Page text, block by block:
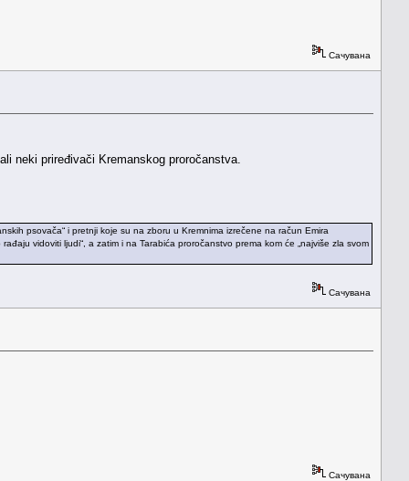
Сачувана
neki priređivači Kremanskog proročanstva.
psovača“ i pretnji koje su na zboru u Kremnima izrečene na račun Emira
vidoviti ljudi“, a zatim i na Tarabića proročanstvo prema kom će „najviše zla svom
Сачувана
Сачувана